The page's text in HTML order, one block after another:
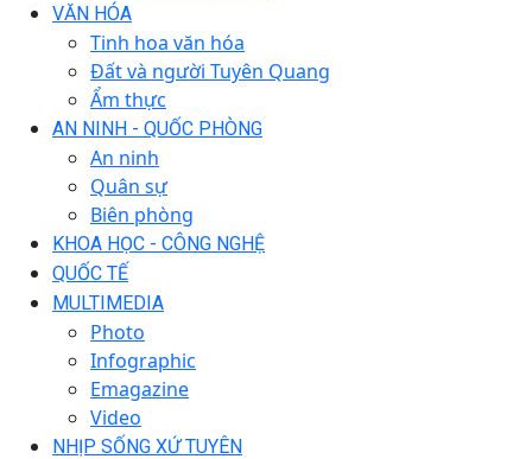
VĂN HÓA
Tinh hoa văn hóa
Đất và người Tuyên Quang
Ẩm thực
AN NINH - QUỐC PHÒNG
An ninh
Quân sự
Biên phòng
KHOA HỌC - CÔNG NGHỆ
QUỐC TẾ
MULTIMEDIA
Photo
Infographic
Emagazine
Video
NHỊP SỐNG XỨ TUYÊN